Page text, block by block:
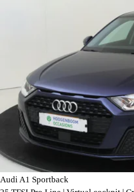
Audi A1 Sportback